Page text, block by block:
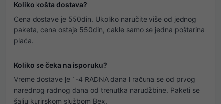
Koliko košta dostava?
Cena dostave je 550din. Ukoliko naručite više od jednog
paketa, cena ostaje 550din, dakle samo se jedna poštarina
plaća.
Koliko se čeka na isporuku?
Vreme dostave je 1-4 RADNA dana i računa se od prvog
narednog radnog dana od trenutka narudžbine. Paketi se
šalju kurirskom službom Bex.